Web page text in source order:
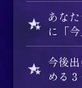
あな
に「
今後
める